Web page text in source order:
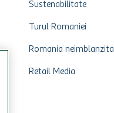
Sustenabilitate
Turul Romaniei
Romania neimblanzita
Retail Media